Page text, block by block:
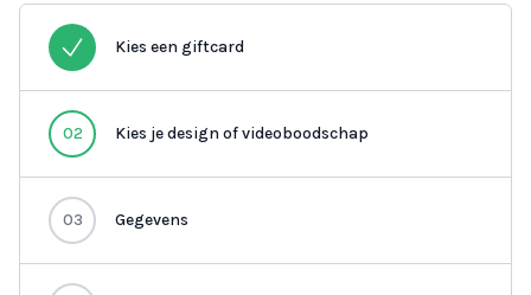
Kies een giftcard
02 Kies je design of videoboodschap
03 Gegevens